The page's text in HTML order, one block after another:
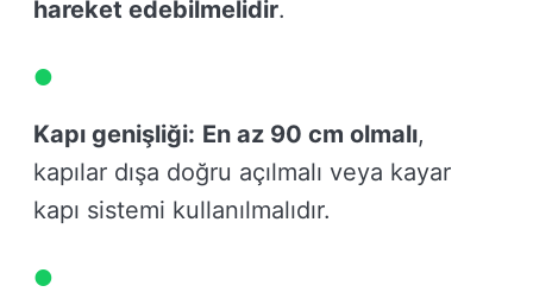
hareket edebilmelidir.
Kapı genişliği: En az 90 cm olmalı,
kapılar dışa doğru açılmalı veya kayar
kapı sistemi kullanılmalıdır.